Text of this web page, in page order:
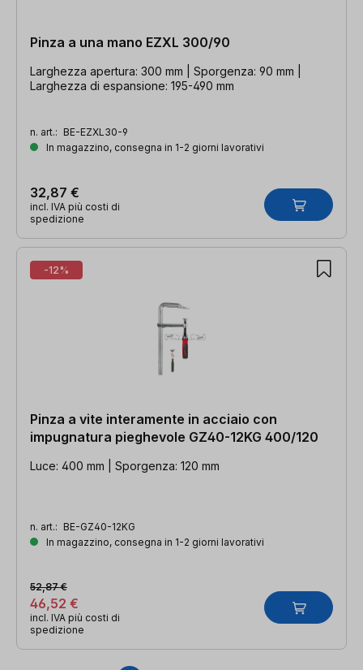
Pinza a una mano EZXL 300/90
Larghezza apertura: 300 mm | Sporgenza: 90 mm |
Larghezza di espansione: 195-490 mm
n. art.: BE-EZXL30-9
In magazzino, consegna in 1-2 giorni lavorativi
32,87 €
incl. IVA più costi di
spedizione
-12%
Pinza a vite interamente in acciaio con
impugnatura pieghevole GZ40-12KG 400/120
Luce: 400 mm | Sporgenza: 120 mm
n. art.: BE-GZ40-12KG
In magazzino, consegna in 1-2 giorni lavorativi
46,52 €
52,87 €
incl. IVA più costi di
spedizione